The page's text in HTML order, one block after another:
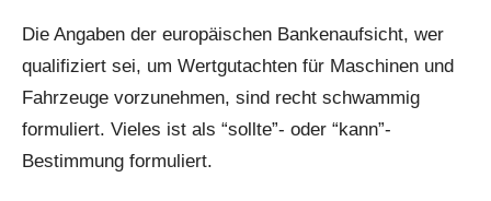
Die Angaben der europäischen Bankenaufsicht, wer
qualifiziert sei, um Wertgutachten für Maschinen und
Fahrzeuge vorzunehmen, sind recht schwammig
formuliert. Vieles ist als “sollte”- oder “kann”-
Bestimmung formuliert.